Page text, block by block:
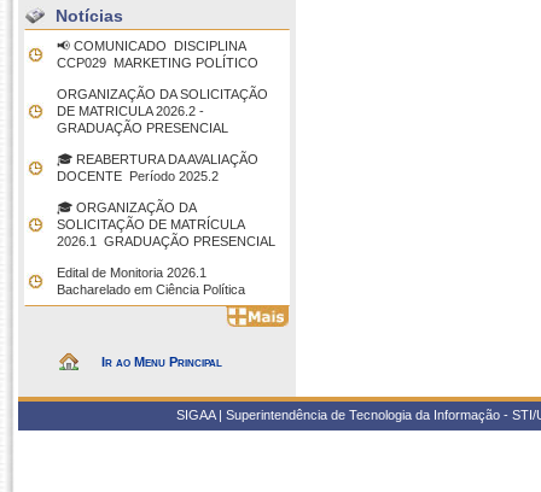
Notícias
📢 COMUNICADO  DISCIPLINA
CCP029  MARKETING POLÍTICO
ORGANIZAÇÃO DA SOLICITAÇÃO
DE MATRICULA 2026.2 -
GRADUAÇÃO PRESENCIAL
🎓 REABERTURA DA AVALIAÇÃO
DOCENTE  Período 2025.2
🎓 ORGANIZAÇÃO DA
SOLICITAÇÃO DE MATRÍCULA
2026.1  GRADUAÇÃO PRESENCIAL
Edital de Monitoria 2026.1 
Bacharelado em Ciência Política
Ir ao Menu Principal
SIGAA | Superintendência de Tecnologia da Informação -